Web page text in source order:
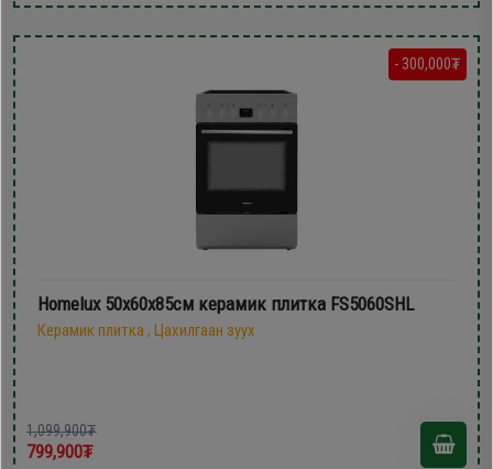
- 300,000₮
Homelux 50х60х85см керамик плитка FS5060SHL
Керамик плитка , Цахилгаан зуух
1,099,900₮
799,900₮